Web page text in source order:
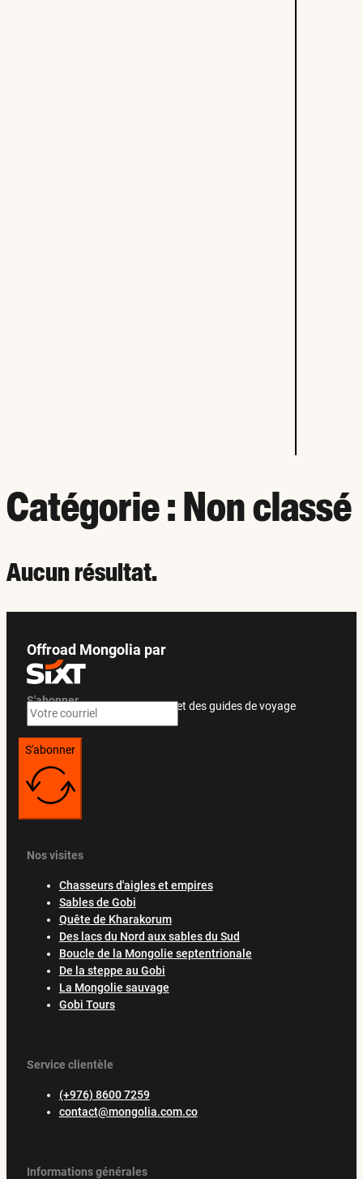
Catégorie :Non classé
Aucun résultat.
Offroad Mongolia par
S'abonner
Recevez des offres exclusives et des guides de voyage
S'abonner
Nos visites
Chasseurs d'aigles et empires
Sables de Gobi
Quête de Kharakorum
Des lacs du Nord aux sables du Sud
Boucle de la Mongolie septentrionale
De la steppe au Gobi
La Mongolie sauvage
Gobi Tours
Service clientèle
(+976) 8600 7259
contact@mongolia.com.co
Informations générales